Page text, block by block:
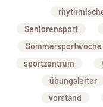
Seniorensport
Sommersportwoche
sportzentrum
übungsleiter
vorstand